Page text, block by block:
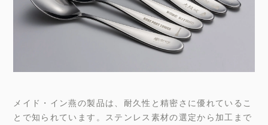
メイド・イン燕の製品は、耐久性と精密さに優れているこ
とで知られています。ステンレス素材の選定から加工まで